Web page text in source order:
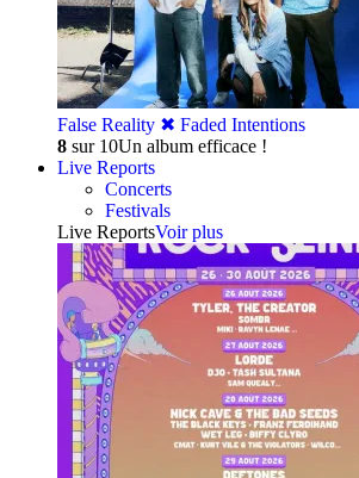
False Reality ✖︎ Faded Intentions
8 sur 10Un album efficace !
Live Reports
Concerts
Festivals
Live ReportsVoir plus